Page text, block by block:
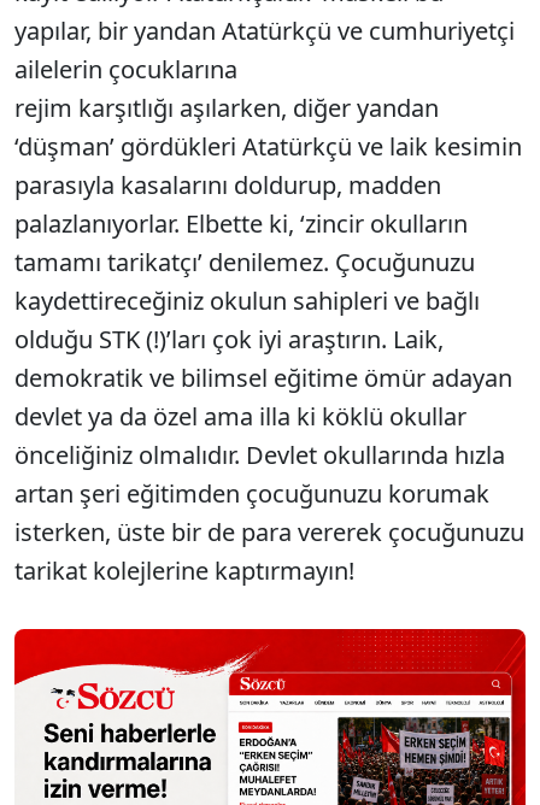
yapılar, bir yandan Atatürkçü ve cumhuriyetçi
ailelerin çocuklarına
rejim karşıtlığı aşılarken, diğer yandan
‘düşman’ gördükleri Atatürkçü ve laik kesimin
parasıyla kasalarını doldurup, madden
palazlanıyorlar. Elbette ki, ‘zincir okulların
tamamı tarikatçı’ denilemez. Çocuğunuzu
kaydettireceğiniz okulun sahipleri ve bağlı
olduğu STK (!)’ları çok iyi araştırın. Laik,
demokratik ve bilimsel eğitime ömür adayan
devlet ya da özel ama illa ki köklü okullar
önceliğiniz olmalıdır. Devlet okullarında hızla
artan şeri eğitimden çocuğunuzu korumak
isterken, üste bir de para vererek çocuğunuzu
tarikat kolejlerine kaptırmayın!